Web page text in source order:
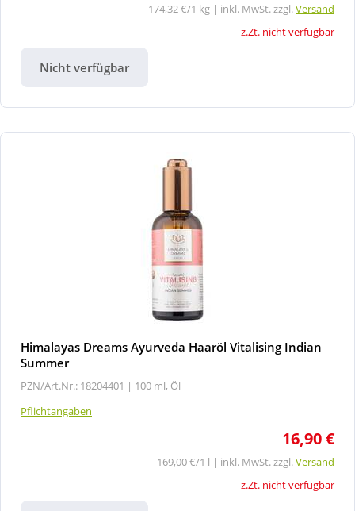
174,32 €/1 kg | inkl. MwSt. zzgl.Versand
z.Zt. nicht verfügbar
Nicht verfügbar
Himalayas Dreams Ayurveda Haaröl Vitalising Indian
Summer
PZN/Art.Nr.: 18204401 | 100 ml, Öl
Pflichtangaben
16,90 €
169,00 €/1 l | inkl. MwSt. zzgl.Versand
z.Zt. nicht verfügbar